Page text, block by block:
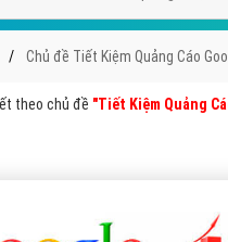
Chủ đề Tiết Kiệm Quảng Cáo
theo chủ đề "Tiết Kiệm Quảng